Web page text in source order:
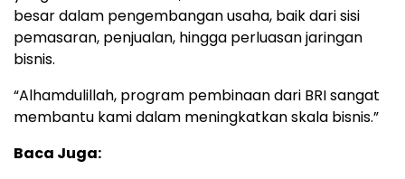
besar dalam pengembangan usaha, baik dari sisi
pemasaran, penjualan, hingga perluasan jaringan
bisnis.
“Alhamdulillah, program pembinaan dari BRI sangat
membantu kami dalam meningkatkan skala bisnis.”
Baca Juga: